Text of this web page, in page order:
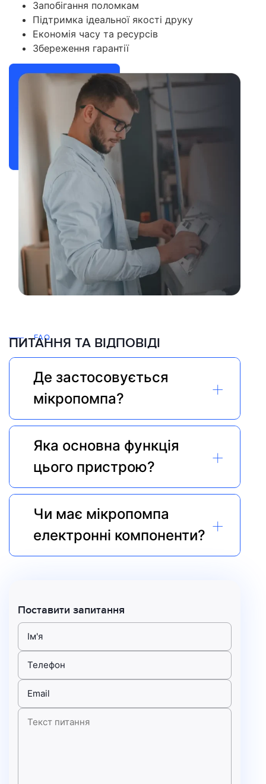
Запобігання поломкам
Підтримка ідеальної якості друку
Економія часу та ресурсів
Збереження гарантії
FAQ
ПИТАННЯ ТА ВІДПОВІДІ
Де застосовується
мікропомпа?
+
Яка основна функція
цього пристрою?
+
Чи має мікропомпа
електронні компоненти? +
Поставити запитання